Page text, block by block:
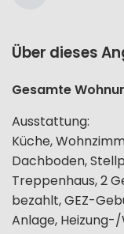
Über dieses
Gesamte
Ausstattung:
Küche,
Dachboden,
Treppenhaus, 2
bezahlt, GEZ-
Anlage,